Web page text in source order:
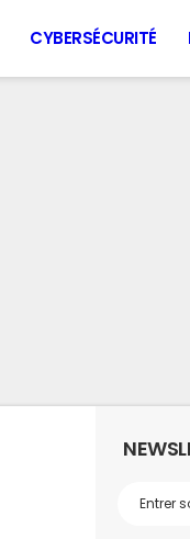
CYBERSÉCURITÉ